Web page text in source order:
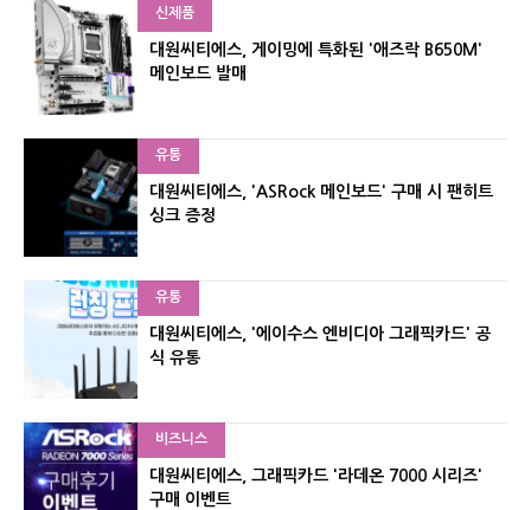
신제품
대원씨티에스, 게이밍에 특화된 '애즈락 B650M'
메인보드 발매
유통
대원씨티에스, 'ASRock 메인보드' 구매 시 팬히트
싱크 증정
유통
대원씨티에스, '에이수스 엔비디아 그래픽카드' 공
식 유통
비즈니스
대원씨티에스, 그래픽카드 '라데온 7000 시리즈'
구매 이벤트